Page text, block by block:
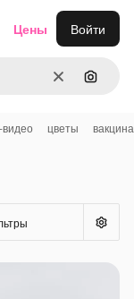
ОчиститьПоиск
Цены Войти
цветы